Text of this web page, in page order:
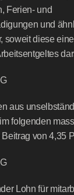
Ferien- und
und
soweit diese
aus
folgenden
von 4,35
Lohn für